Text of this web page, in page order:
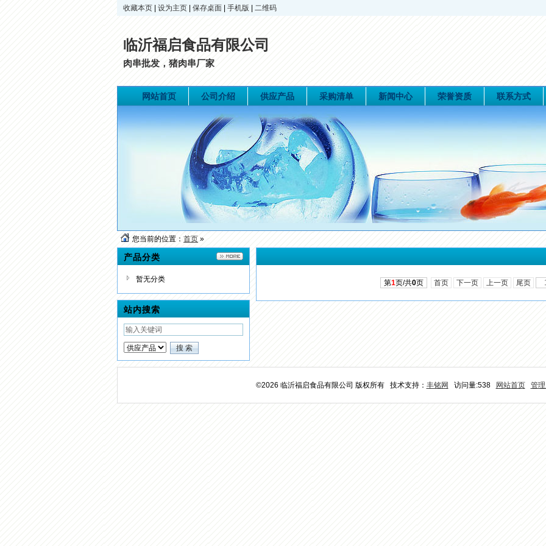
收藏本页 设为主页 保存桌面 手机版 二维码
临沂福启食品有限公司
肉串批发，猪肉串厂家
网站首页 公司介绍 供应产品 采购清单 新闻中心 荣誉资质 联系方式
您当前的位置： 首页 »
产品分类
暂无分类
站内搜索
第1页/共0页 首页 下一页 上一页 尾页
©2026 临沂福启食品有限公司 版权所有 技术支持： 丰铭网 访问量:538 网站首页 管